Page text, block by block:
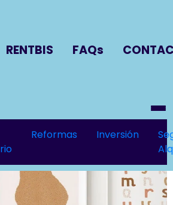
RENTBIS FAQs
Reformas Inversión